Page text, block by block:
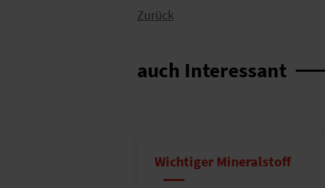
Zurück
auch Interessant
Wichtiger Mineralstoff